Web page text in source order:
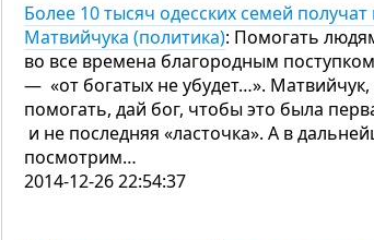
Более 10 тысяч одесских семей
Матвийчука (политика): Помогать
во все времена благородным
— «от богатых не убудет…».
помогать, дай бог, чтобы это была
и не последняя «ласточка». А в
посмотрим…
2014-12-26 22:54:37